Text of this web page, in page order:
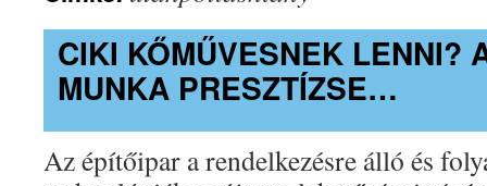
CIKI KŐMŰVESNEK LENNI?
MUNKA PRESZTÍZSE…
Az építőipar a rendelkezésre álló és